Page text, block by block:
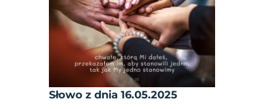
Słowo z dnia 16.05.2025